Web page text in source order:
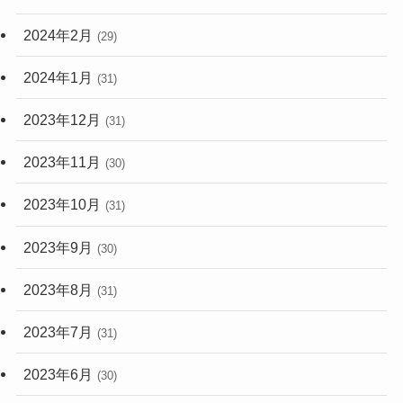
2024年2月 (29)
2024年1月 (31)
2023年12月 (31)
2023年11月 (30)
2023年10月 (31)
2023年9月 (30)
2023年8月 (31)
2023年7月 (31)
2023年6月 (30)